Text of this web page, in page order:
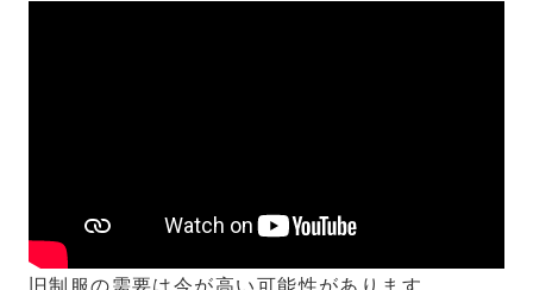
旧制服の需要は今が高い可能性があります